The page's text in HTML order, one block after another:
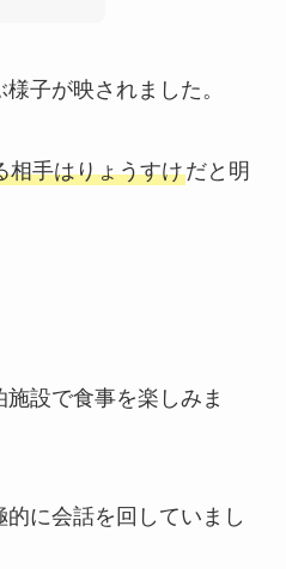
子が映されました。
相手はりょうすけだと明
設で食事を楽しみま
に会話を回していまし